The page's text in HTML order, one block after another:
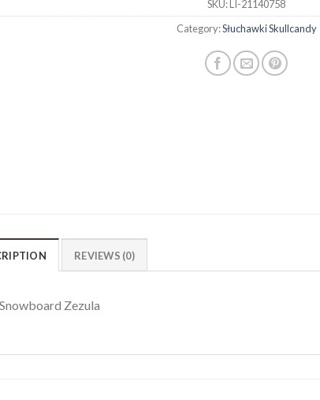
SKU:LI-21140758
Category:Słuchawki Skullcandy
REVIEWS (0)
Zezula